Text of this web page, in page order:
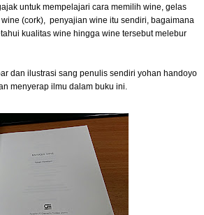
untuk mempelajari cara memilih wine, gelas
(cork), penyajian wine itu sendiri, bagaimana
kualitas wine hingga wine tersebut melebur
dan ilustrasi sang penulis sendiri yohan handoyo
menyerap ilmu dalam buku ini.